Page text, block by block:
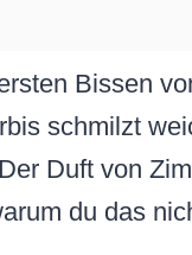
Bissen
schmilzt
Duft von
du das